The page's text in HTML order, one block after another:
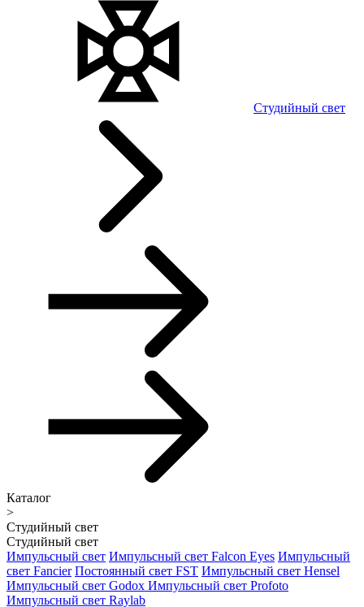
Студийный свет
Каталог
>
Студийный свет
Студийный свет
Импульсный свет Импульсный свет Falcon Eyes Импульсный
свет Fancier Постоянный свет FST Импульсный свет Hensel
Импульсный свет Godox Импульсный свет Profoto
Импульсный свет Raylab